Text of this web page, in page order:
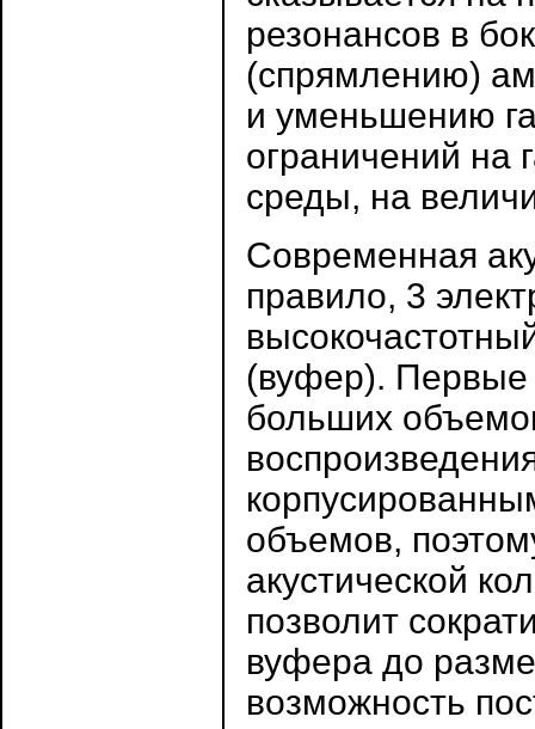
резонансов в
(спрямлению)
и уменьшению
ограничений
среды, на
Современная
правило, 3
(вуфер). Первые
больших
объемов,
акустической
позволит
вуфера до
возможность